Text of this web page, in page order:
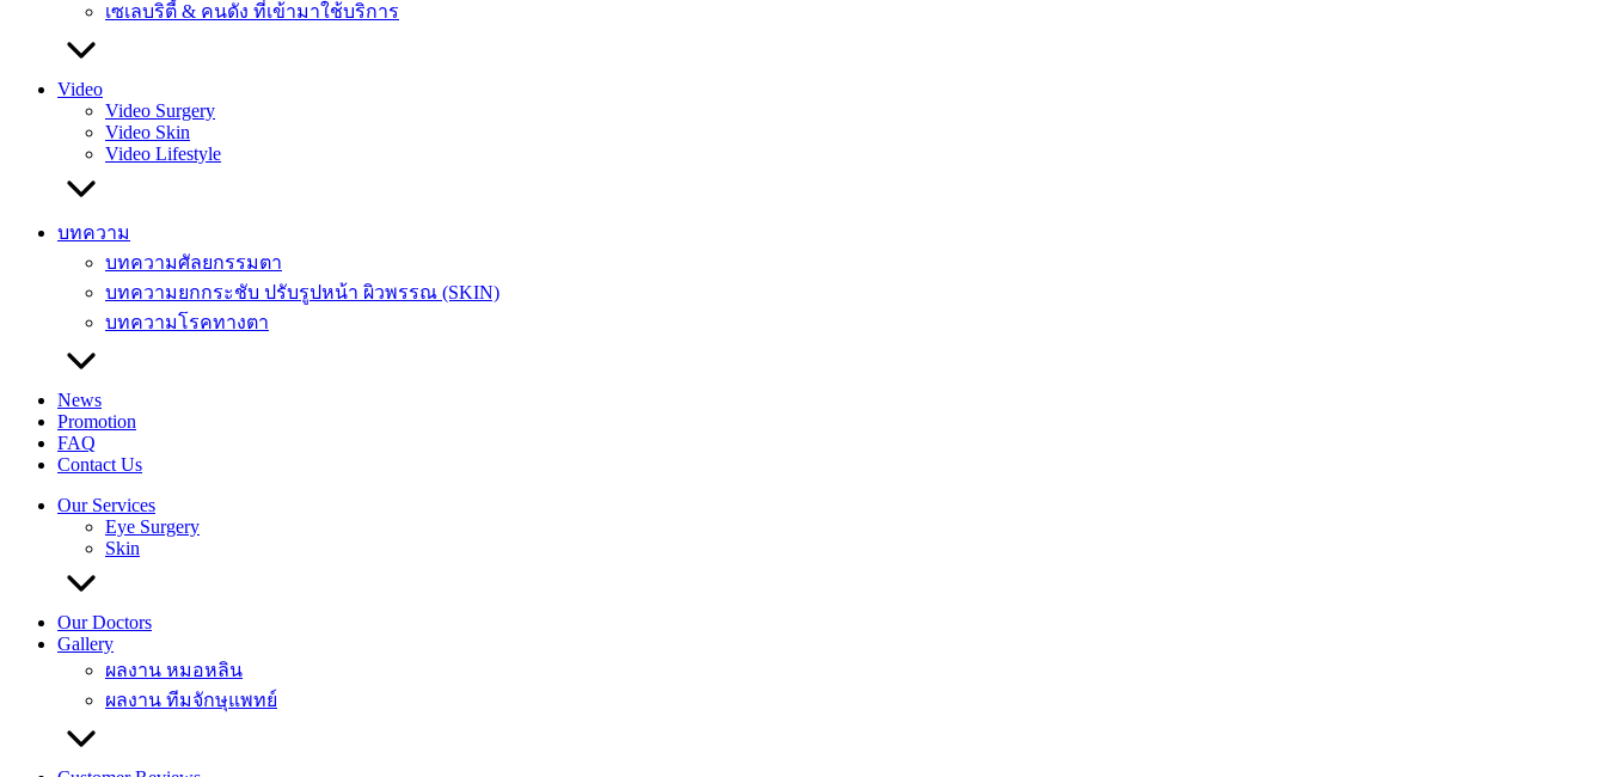
เซเลบริตี้ & คนดัง ที่เข้ามาใช้บริการ
Video
Video Surgery
Video Skin
Video Lifestyle
บทความ
บทความศัลยกรรมตา
บทความยกกระชับ ปรับรูปหน้า ผิวพรรณ (SKIN)
บทความโรคทางตา
News
Promotion
FAQ
Contact Us
Our Services
Eye Surgery
Skin
Our Doctors
Gallery
ผลงาน หมอหลิน
ผลงาน ทีมจักษุแพทย์